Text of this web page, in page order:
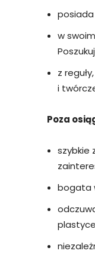
w
z
i
Poza
szybkie
bogata